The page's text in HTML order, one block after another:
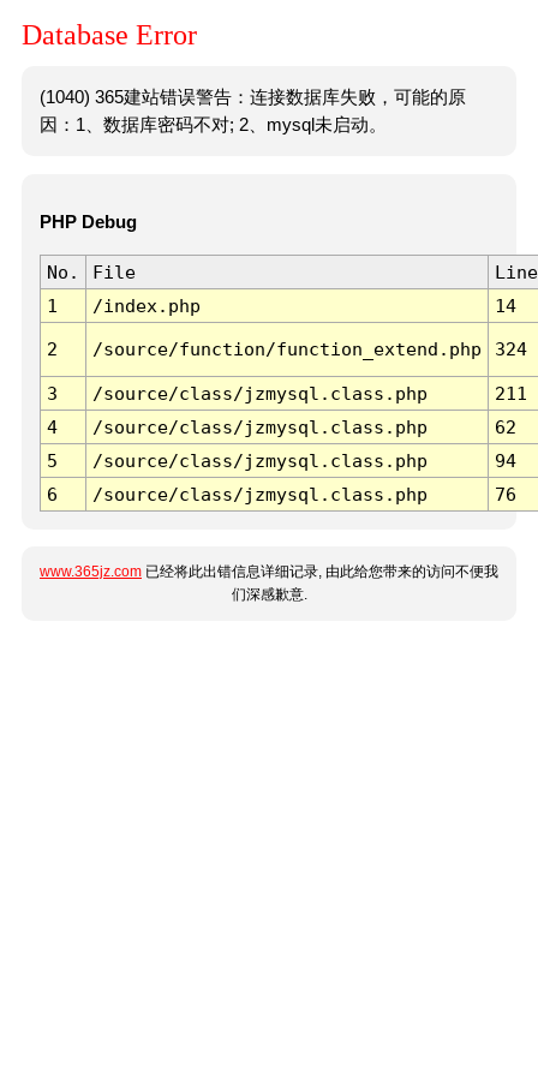
Database Error
(1040) 365建站错误警告：连接数据库失败，可能的原
因：1、数据库密码不对; 2、mysql未启动。
PHP Debug
No. File
Line
1
/index.php 14
2 /source/function/function_extend.php 324
3 /source/class/jzmysql.class.php
211
4
/source/class/jzmysql.class.php
62
5
/source/class/jzmysql.class.php
94
6
/source/class/jzmysql.class.php 76
www.365jz.com 已经将此出错信息详细记录, 由此给您带来的访问不便我
们深感歉意.